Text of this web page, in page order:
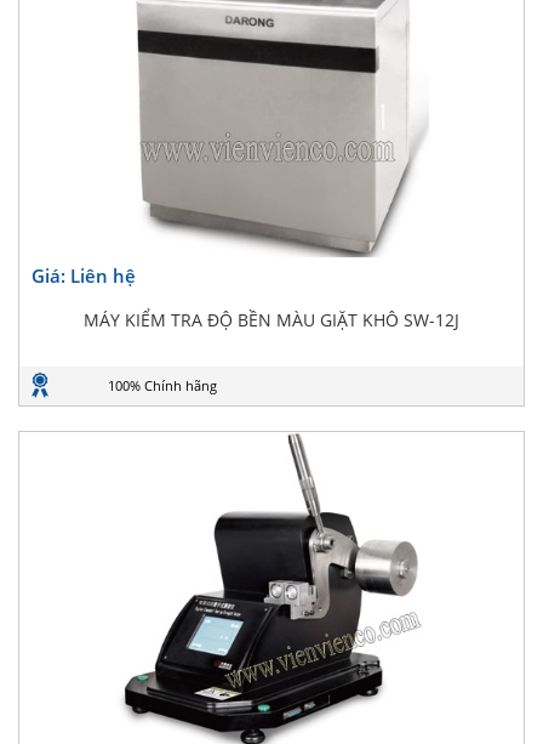
Giá: Liên hệ
MÁY KIỂM TRA ĐỘ BỀN MÀU GIẶT KHÔ SW-12J
100% Chính hãng